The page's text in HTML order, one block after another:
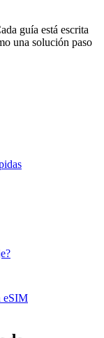
guía está escrita
una solución paso
eSIM